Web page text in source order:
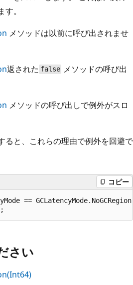
。
メソッドは以前に呼び出されませ
返された false メソッドの呼び出
メソッドの呼び出しで例外がスロ
ると、これらの理由で例外を回避で
コピー
==
さい